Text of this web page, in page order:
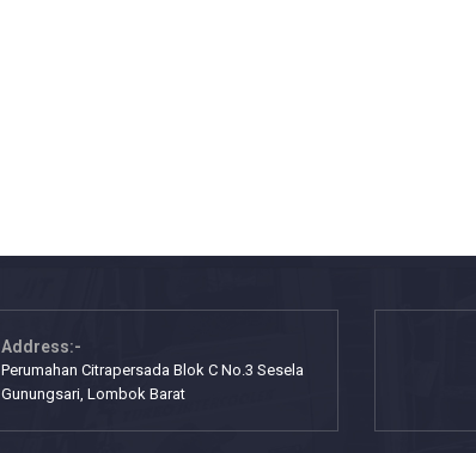
Address:-
Perumahan Citrapersada Blok C No.3 Sesela
Gunungsari, Lombok Barat